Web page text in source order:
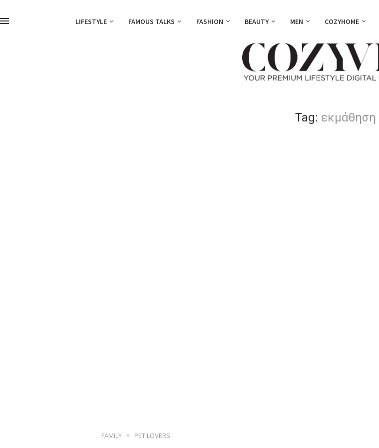
LIFESTYLE FAMOUS TALKS FASHION BEAUTY MEN COZYHOME
Tag: εκμάθηση
FAMILY PET LOVERS